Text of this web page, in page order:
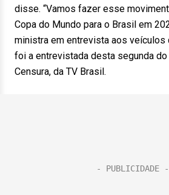
disse. “Vamos fazer esse
Copa do Mundo para o Brasil em
ministra em entrevista aos veículos
foi a entrevistada desta segunda do
Censura, da TV Brasil.